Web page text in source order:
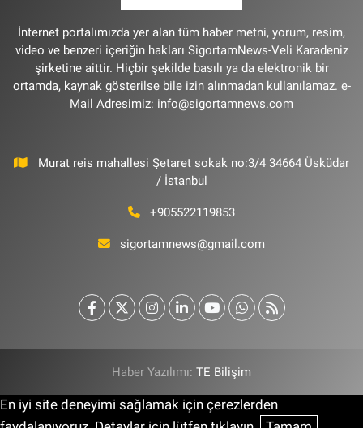
İnternet portalımızda yer alan tüm haber metni, yorum, resim,
video ve benzeri içeriğin hakları SigortamNews-Veli Karadeniz
şirketine aittir. Hiçbir şekilde basılı ya da elektronik bir
ortamda, kaynak gösterilse bile izin alınmadan kullanılamaz. e-
Mail Adresimiz: info@sigortamnews.com
Murat reis mahallesi Şetaret sokak no:3/4 34664 Üsküdar
/ İstanbul
+905522119853
sigortamnews@gmail.com
Haber Yazılımı: TE Bilişim
En iyi site deneyimi sağlamak için çerezlerden